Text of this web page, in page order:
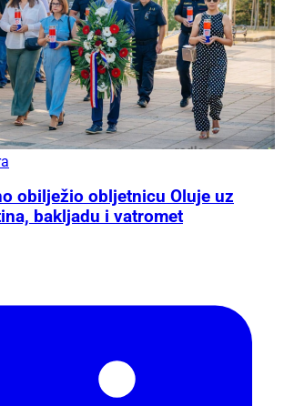
obilježio obljetnicu Oluje uz
bakljadu i vatromet